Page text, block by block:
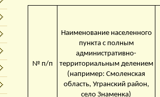
№ п/п
Наименование населенного
пункта с полным
административно-
территориальным делением
(например: Смоленская
область, Угранский район,
село Знаменка)